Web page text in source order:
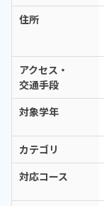
住所
アクセス・
交通手段
対象学年
カテゴリ
対応コース